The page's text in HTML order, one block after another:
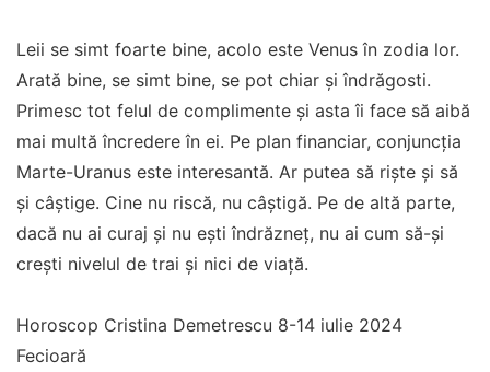
Leii se simt foarte bine, acolo este Venus în zodia lor.
Arată bine, se simt bine, se pot chiar și îndrăgosti.
Primesc tot felul de complimente și asta îi face să aibă
mai multă încredere în ei. Pe plan financiar, conjuncția
Marte-Uranus este interesantă. Ar putea să riște și să
și câștige. Cine nu riscă, nu câștigă. Pe de altă parte,
dacă nu ai curaj și nu ești îndrăzneț, nu ai cum să-și
crești nivelul de trai și nici de viață.
Horoscop Cristina Demetrescu 8-14 iulie 2024
Fecioară